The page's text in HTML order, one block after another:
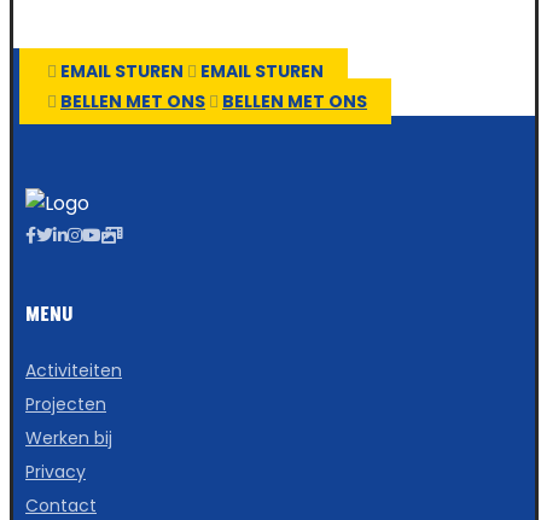
EMAIL STUREN
EMAIL STUREN
BELLEN MET ONS
BELLEN MET ONS
MENU
Activiteiten
Projecten
Werken bij
Privacy
Contact